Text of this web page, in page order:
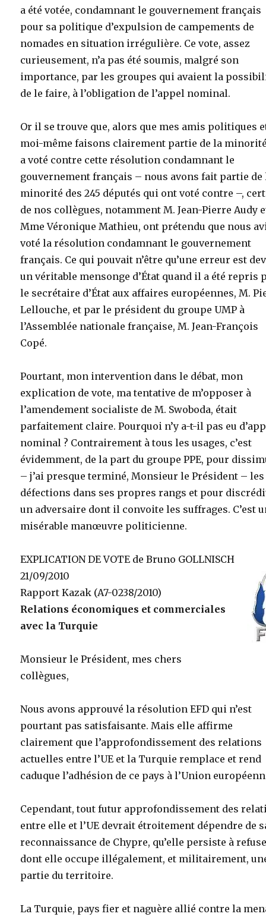
a été votée, condamnant le gouvernement français
pour sa politique d’expulsion de campements de
nomades en situation irrégulière. Ce vote, assez
curieusement, n’a pas été soumis, malgré son
importance, par les groupes qui avaient la
de le faire, à l’obligation de l’appel nominal.
Or il se trouve que, alors que mes amis politiques
moi-même faisons clairement partie de la
a voté contre cette résolution condamnant le
gouvernement français – nous avons fait partie de
minorité des 245 députés qui ont voté contre –,
de nos collègues, notamment M. Jean-Pierre Audy
Mme Véronique Mathieu, ont prétendu que nous
voté la résolution condamnant le gouvernement
français. Ce qui pouvait n’être qu’une erreur est
un véritable mensonge d’État quand il a été repris
le secrétaire d’État aux affaires européennes, M.
Lellouche, et par le président du groupe UMP à
l’Assemblée nationale française, M. Jean-François
Copé.
Pourtant, mon intervention dans le débat, mon
explication de vote, ma tentative de m’opposer à
l’amendement socialiste de M. Swoboda, était
parfaitement claire. Pourquoi n’y a-t-il pas eu
nominal ? Contrairement à tous les usages, c’est
évidemment, de la part du groupe PPE, pour
– j’ai presque terminé, Monsieur le Président – les
défections dans ses propres rangs et pour
un adversaire dont il convoite les suffrages. C’est
misérable manœuvre politicienne.
EXPLICATION DE VOTE de Bruno GOLLNISCH
21/09/2010
Rapport Kazak (A7-0238/2010)
Relations économiques et commerciales
avec la Turquie
Monsieur le Président, mes chers
collègues,
Nous avons approuvé la résolution EFD qui n’est
pourtant pas satisfaisante. Mais elle affirme
clairement que l’approfondissement des relations
actuelles entre l’UE et la Turquie remplace et rend
caduque l’adhésion de ce pays à l’Union
Cependant, tout futur approfondissement des
entre elle et l’UE devrait étroitement dépendre de
reconnaissance de Chypre, qu’elle persiste à
dont elle occupe illégalement, et militairement,
partie du territoire.
La Turquie, pays fier et naguère allié contre la